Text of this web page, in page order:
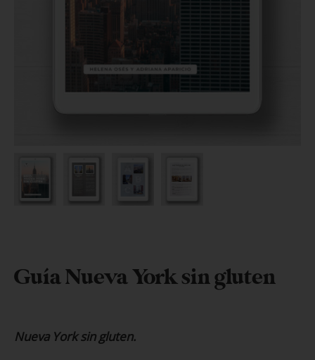
Guía Nueva York sin gluten
Nueva York sin gluten.